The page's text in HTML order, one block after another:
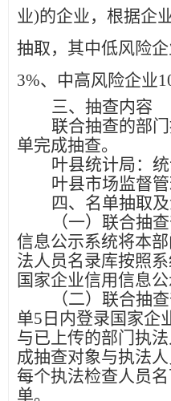
业)的企业， 根据企
抽取，其中低风险
3%、 中高风险企业
三、抽查内容
联合抽查的部
单完成抽查。
叶县统计局：
叶县市场监督
四、名单抽取
（一） 联合抽
信息公示系统将本
法人员名录库按照
国家企业信用信息公
（二） 联合抽
单5日内登录国家企
与已上传的部门执
成抽查对象与执法
每个执法检查人员
单。